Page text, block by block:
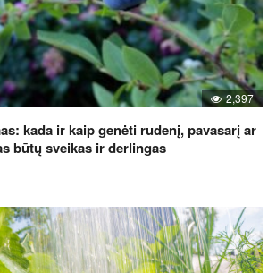
2,397
kada ir kaip genėti rudenį, pavasarį ar
būtų sveikas ir derlingas